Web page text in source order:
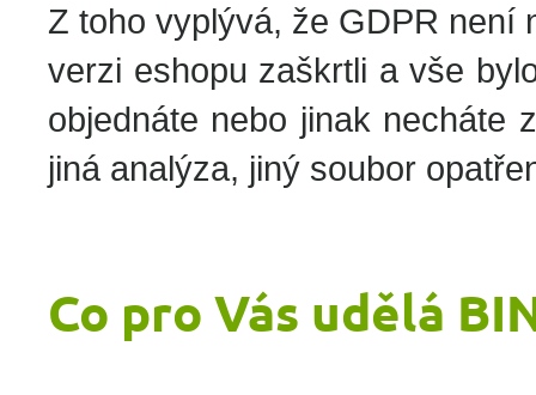
Z toho vyplývá, že GDPR není
verzi eshopu zaškrtli a vše
objednáte nebo jinak necháte
jiná analýza, jiný soubor
Co pro Vás udělá